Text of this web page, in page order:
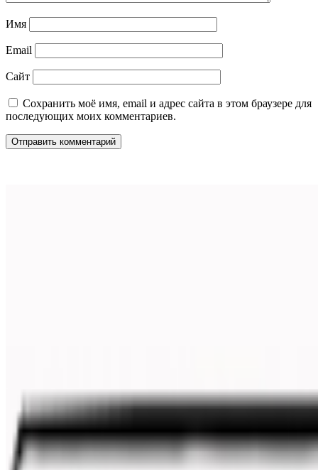
Имя
Email
Сайт
Сохранить моё имя, email и адрес сайта в этом браузере для
последующих моих комментариев.